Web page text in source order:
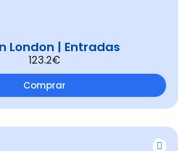
London | Entradas
123.2€
Comprar